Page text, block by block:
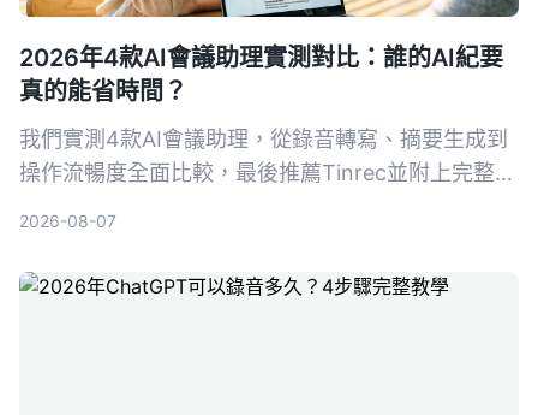
2026年4款AI會議助理實測對比：誰的AI紀要
真的能省時間？
我們實測4款AI會議助理，從錄音轉寫、摘要生成到
操作流暢度全面比較，最後推薦Tinrec並附上完整教
2026-08-07